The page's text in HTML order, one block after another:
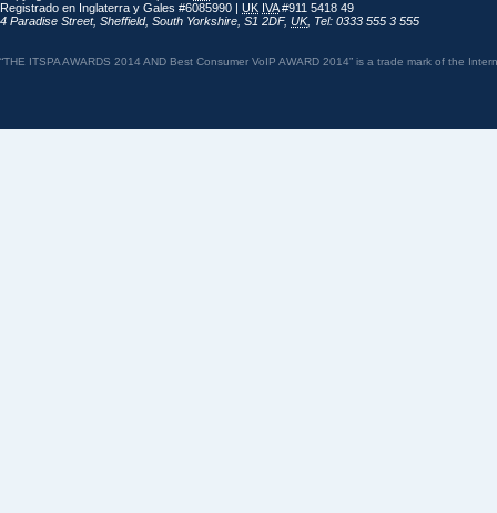
Registrado en Inglaterra y Gales #6085990 | UK IVA#911 5418 49
4 Paradise Street, Sheffield, South Yorkshire S1 2DF, UK, Tel: 0333 555 3 555
“THE ITSPA AWARDS 2014 AND Best Consumer VoIP AWARD 2014” is a trade mark of the